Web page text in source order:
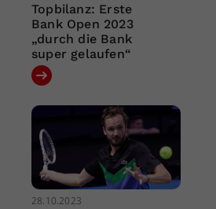
Topbilanz: Erste
Bank Open 2023
„durch die Bank
super gelaufen“
28.10.2023